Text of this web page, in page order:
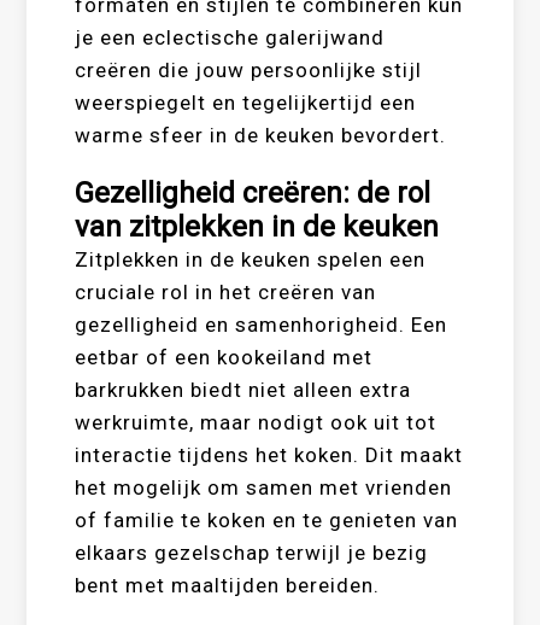
formaten en stijlen te combineren kun
je een eclectische galerijwand
creëren die jouw persoonlijke stijl
weerspiegelt en tegelijkertijd een
warme sfeer in de keuken bevordert.
Gezelligheid creëren: de rol
van zitplekken in de keuken
Zitplekken in de keuken spelen een
cruciale rol in het creëren van
gezelligheid en samenhorigheid. Een
eetbar of een kookeiland met
barkrukken biedt niet alleen extra
werkruimte, maar nodigt ook uit tot
interactie tijdens het koken. Dit maakt
het mogelijk om samen met vrienden
of familie te koken en te genieten van
elkaars gezelschap terwijl je bezig
bent met maaltijden bereiden.